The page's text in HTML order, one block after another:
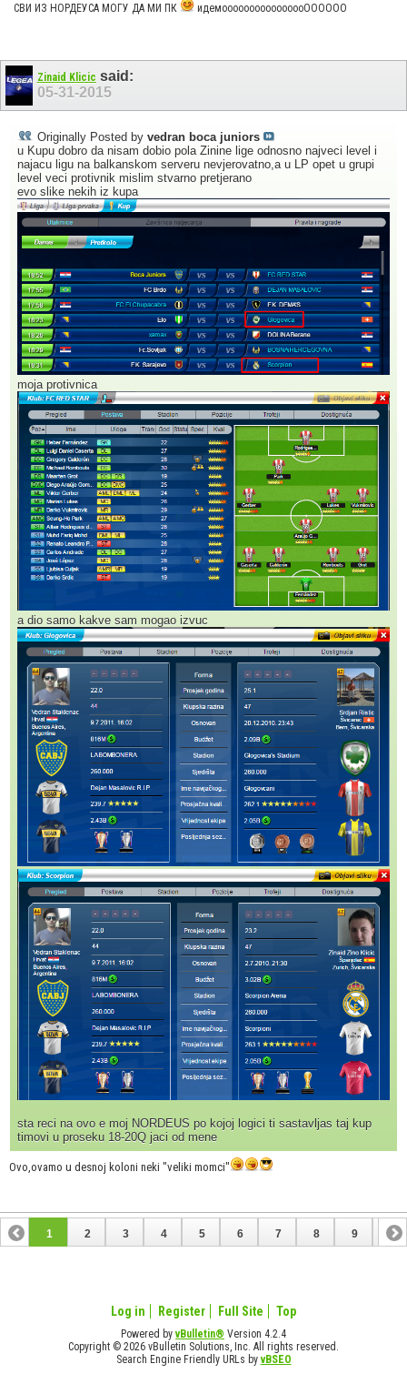
СВИ ИЗ НОРДЕУСА МОГУ ДА МИ ПК идемоооооооооооооооОООООО
Zinaid Klicic said:
05-31-2015
Originally Posted by vedran boca juniors
u Kupu dobro da nisam dobio pola Zinine lige odnosno najveci level i
najacu ligu na balkanskom serveru nevjerovatno,a u LP opet u grupi
level veci protivnik mislim stvarno pretjerano
evo slike nekih iz kupa
moja protivnica
a dio samo kakve sam mogao izvuc
sta reci na ovo e moj NORDEUS po kojoj logici ti sastavljas taj kup
timovi u proseku 18-20Q jaci od mene
Ovo,ovamo u desnoj koloni neki "veliki momci"
1 2 3 4 5 6 7 8 9 10
Log in Register Full Site Top
Powered byvBulletin® Version 4.2.4
Copyright © 2026 vBulletin Solutions, Inc. All rights reserved.
Search Engine Friendly URLs byvBSEO